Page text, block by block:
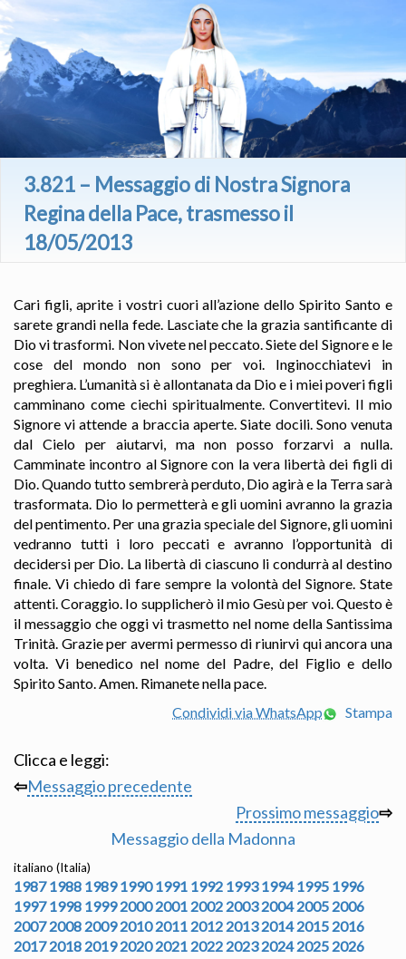
3.821 – Messaggio di Nostra Signora
Regina della Pace, trasmesso il
18/05/2013
Cari figli, aprite i vostri cuori all’azione dello Spirito Santo e
sarete grandi nella fede. Lasciate che la grazia santificante di
Dio vi trasformi. Non vivete nel peccato. Siete del Signore e le
cose del mondo non sono per voi. Inginocchiatevi in
preghiera. L’umanità si è allontanata da Dio e i miei poveri figli
camminano come ciechi spiritualmente. Convertitevi. Il mio
Signore vi attende a braccia aperte. Siate docili. Sono venuta
dal Cielo per aiutarvi, ma non posso forzarvi a nulla.
Camminate incontro al Signore con la vera libertà dei figli di
Dio. Quando tutto sembrerà perduto, Dio agirà e la Terra sarà
trasformata. Dio lo permetterà e gli uomini avranno la grazia
del pentimento. Per una grazia speciale del Signore, gli uomini
vedranno tutti i loro peccati e avranno l’opportunità di
decidersi per Dio. La libertà di ciascuno li condurrà al destino
finale. Vi chiedo di fare sempre la volontà del Signore. State
attenti. Coraggio. Io supplicherò il mio Gesù per voi. Questo è
il messaggio che oggi vi trasmetto nel nome della Santissima
Trinità. Grazie per avermi permesso di riunirvi qui ancora una
volta. Vi benedico nel nome del Padre, del Figlio e dello
Spirito Santo. Amen. Rimanete nella pace.
Condividi via WhatsApp
Stampa
Clicca e leggi:
⇦Messaggio precedente
Prossimo messaggio⇨
Messaggio della Madonna
italiano (Italia)
1987 1988 1989 1990 1991 1992 1993 1994 1995 1996
1997 1998 1999 2000 2001 2002 2003 2004 2005 2006
2007 2008 2009 2010 2011 2012 2013 2014 2015 2016
2017 2018 2019 2020 2021 2022 2023 2024 2025 2026